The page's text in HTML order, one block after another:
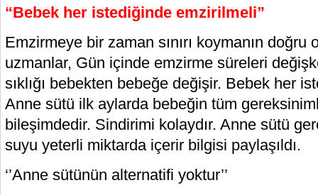
“Bebek her istediğinde emzirilmeli”
Emzirmeye bir zaman sınırı koymanın doğru
uzmanlar, Gün içinde emzirme süreleri
sıklığı bebekten bebeğe değişir. Bebek her
Anne sütü ilk aylarda bebeğin tüm
bileşimdedir. Sindirimi kolaydır. Anne sütü
suyu yeterli miktarda içerir bilgisi paylaşıldı.
‘’Anne sütünün alternatifi yoktur’’